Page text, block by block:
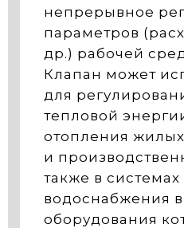
непрерывное
параметров
др.) рабочей
Клапан может
для
тепловой
отопления
и
также в системах
водоснабжения в
оборудования